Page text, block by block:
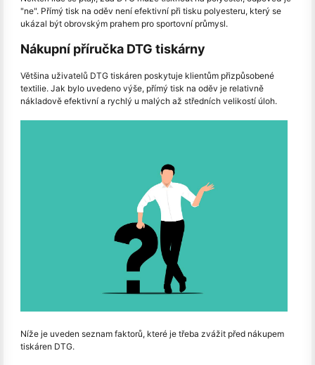
"ne". Přímý tisk na oděv není efektivní při tisku polyesteru, který se
ukázal být obrovským prahem pro sportovní průmysl.
Nákupní příručka DTG tiskárny
Většina uživatelů DTG tiskáren poskytuje klientům přizpůsobené
textilie. Jak bylo uvedeno výše, přímý tisk na oděv je relativně
nákladově efektivní a rychlý u malých až středních velikostí úloh.
Níže je uveden seznam faktorů, které je třeba zvážit před nákupem
tiskáren DTG.